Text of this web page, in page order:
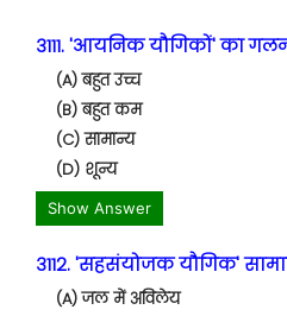
3111. 'आयनिक यौगिकों' का
(A) बहुत उच्च
(B) बहुत कम
(C) सामान्य
(D) शून्य
Show Answer
3112. 'सहसंयोजक यौगिक'
(A) जल में अविलेय